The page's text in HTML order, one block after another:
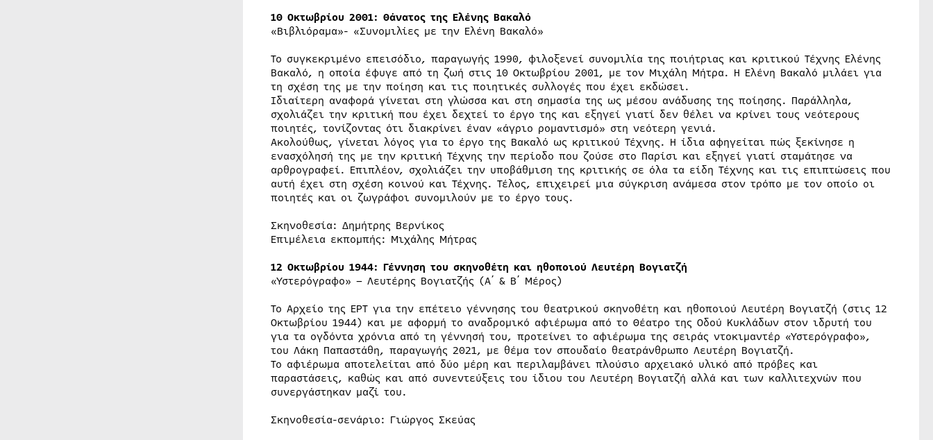
10 Οκτωβρίου 2001: Θάνατος της Ελένης Βακαλό
«Βιβλιόραμα»- «Συνομιλίες με την Ελένη Βακαλό»
Το συγκεκριμένο επεισόδιο, παραγωγής 1990, φιλοξενεί συνομιλία της ποιήτριας και κριτικού Τέχνης Ελένης
Βακαλό, η οποία έφυγε από τη ζωή στις 10 Οκτωβρίου 2001, με τον Μιχάλη Μήτρα. Η Ελένη Βακαλό μιλάει για
τη σχέση της με την ποίηση και τις ποιητικές συλλογές που έχει εκδώσει.
Ιδιαίτερη αναφορά γίνεται στη γλώσσα και στη σημασία της ως μέσου ανάδυσης της ποίησης. Παράλληλα,
σχολιάζει την κριτική που έχει δεχτεί το έργο της και εξηγεί γιατί δεν θέλει να κρίνει τους νεότερους
ποιητές, τονίζοντας ότι διακρίνει έναν «άγριο ρομαντισμό» στη νεότερη γενιά.
Ακολούθως, γίνεται λόγος για το έργο της Βακαλό ως κριτικού Τέχνης. Η ίδια αφηγείται πώς ξεκίνησε η
ενασχόλησή της με την κριτική Τέχνης την περίοδο που ζούσε στο Παρίσι και εξηγεί γιατί σταμάτησε να
αρθρογραφεί. Επιπλέον, σχολιάζει την υποβάθμιση της κριτικής σε όλα τα είδη Τέχνης και τις επιπτώσεις που
αυτή έχει στη σχέση κοινού και Τέχνης. Τέλος, επιχειρεί μια σύγκριση ανάμεσα στον τρόπο με τον οποίο οι
ποιητές και οι ζωγράφοι συνομιλούν με το έργο τους.
Σκηνοθεσία: Δημήτρης Βερνίκος
Επιμέλεια εκπομπής: Μιχάλης Μήτρας
12 Οκτωβρίου 1944: Γέννηση του σκηνοθέτη και ηθοποιού Λευτέρη Βογιατζή
«Υστερόγραφο» – Λευτέρης Βογιατζής (Α΄ & Β΄ Μέρος)
Το Αρχείο της ΕΡΤ για την επέτειο γέννησης του θεατρικού σκηνοθέτη και ηθοποιού Λευτέρη Βογιατζή (στις 12
Οκτωβρίου 1944) και με αφορμή το αναδρομικό αφιέρωμα από το Θέατρο της Οδού Κυκλάδων στον ιδρυτή του
για τα ογδόντα χρόνια από τη γέννησή του, προτείνει το αφιέρωμα της σειράς ντοκιμαντέρ «Υστερόγραφο»,
του Λάκη Παπαστάθη, παραγωγής 2021, με θέμα τον σπουδαίο θεατράνθρωπο Λευτέρη Βογιατζή.
Το αφιέρωμα αποτελείται από δύο μέρη και περιλαμβάνει πλούσιο αρχειακό υλικό από πρόβες και
παραστάσεις, καθώς και από συνεντεύξεις του ίδιου του Λευτέρη Βογιατζή αλλά και των καλλιτεχνών που
συνεργάστηκαν μαζί του.
Σκηνοθεσία-σενάριο: Γιώργος Σκεύας